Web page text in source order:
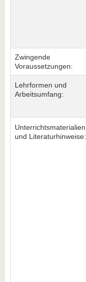
Zwingende
Voraussetzungen:
Lehrformen und
Arbeitsumfang:
Unterrichtsmaterialien
und Literaturhinweise: